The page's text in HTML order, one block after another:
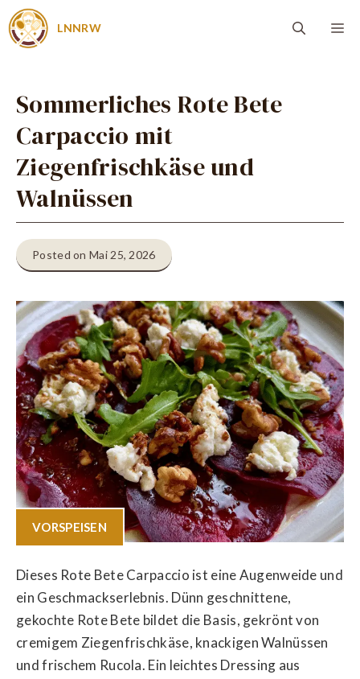
Zum
Inhalt
LNNRW
Sommerliches Rote Bete
Carpaccio mit
Ziegenfrischkäse und
Walnüssen
Posted on Mai 25, 2026
VORSPEISEN
Dieses Rote Bete Carpaccio ist eine Augenweide und
ein Geschmackserlebnis. Dünn geschnittene,
gekochte Rote Bete bildet die Basis, gekrönt von
cremigem Ziegenfrischkäse, knackigen Walnüssen
und frischem Rucola. Ein leichtes Dressing aus